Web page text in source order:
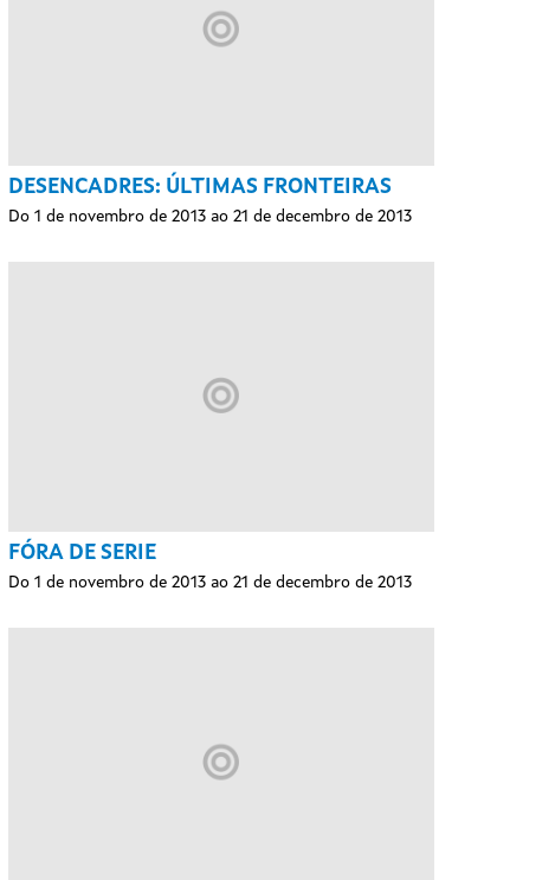
DESENCADRES: ÚLTIMAS FRONTEIRAS
Do 1 de novembro de 2013 ao 21 de decembro de 2013
FÓRA DE SERIE
Do 1 de novembro de 2013 ao 21 de decembro de 2013